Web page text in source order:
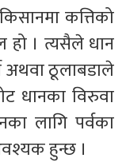
कत्तिको
हो । त्यसैले धान
अथवा ठूलाबडाले
धानका विरुवा
लागि पर्वका
हुन्छ ।